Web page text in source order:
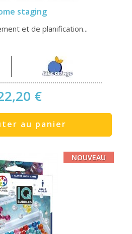
staging
et de planification...
€
au panier
NOUVEAU